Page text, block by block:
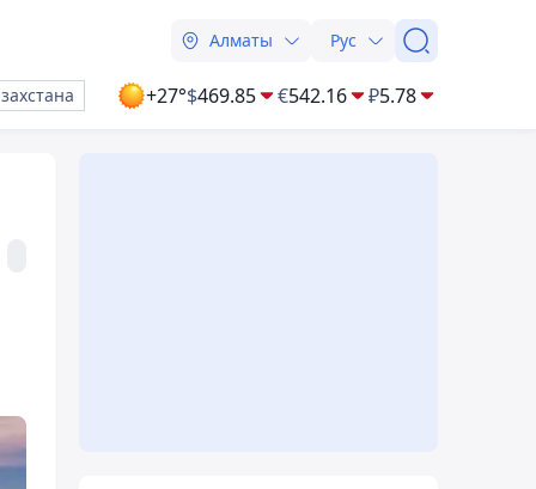
Алматы Рус
+27°$469.85 €542.16 ₽5.78